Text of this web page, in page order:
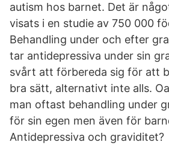
autism hos barnet. Det är
visats i en studie av 750 000
Behandling under och efter
tar antidepressiva under sin
svårt att förbereda sig för att
bra sätt, alternativt inte alls.
man oftast behandling under
för sin egen men även för
Antidepressiva och graviditet?